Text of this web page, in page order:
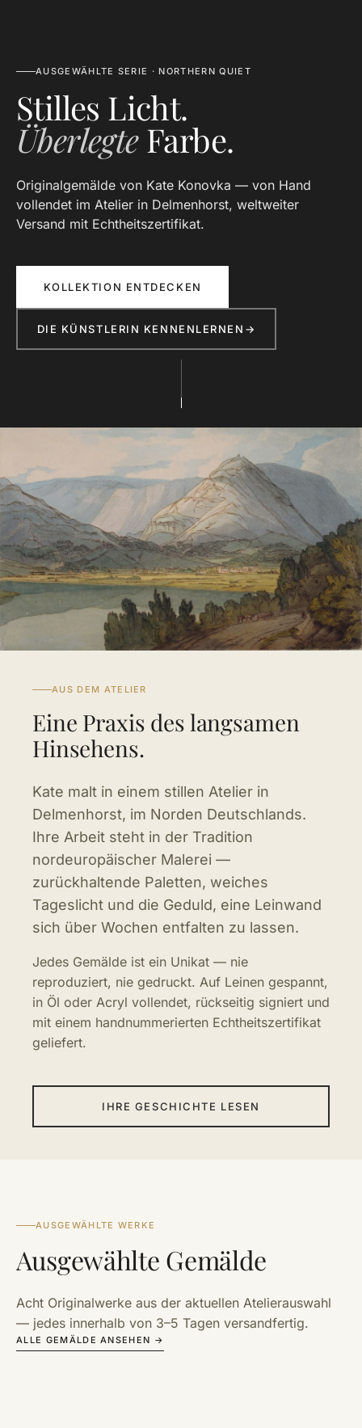
AUSGEWÄHLTE SERIE · NORTHERN QUIET
Stilles Licht.
ÜberlegteFarbe.
Originalgemälde von Kate Konovka — von Hand
vollendet im Atelier in Delmenhorst, weltweiter
Versand mit Echtheitszertifikat.
KOLLEKTION ENTDECKEN
DIE KÜNSTLERIN KENNENLERNEN →
AUS DEM ATELIER
Eine Praxis des langsamen
Hinsehens.
Kate malt in einem stillen Atelier in
Delmenhorst, im Norden Deutschlands.
Ihre Arbeit steht in der Tradition
nordeuropäischer Malerei —
zurückhaltende Paletten, weiches
Tageslicht und die Geduld, eine Leinwand
sich über Wochen entfalten zu lassen.
Jedes Gemälde ist ein Unikat — nie
reproduziert, nie gedruckt. Auf Leinen gespannt,
in Öl oder Acryl vollendet, rückseitig signiert und
mit einem handnummerierten Echtheitszertifikat
geliefert.
IHRE GESCHICHTE LESEN
AUSGEWÄHLTE WERKE
Ausgewählte Gemälde
Acht Originalwerke aus der aktuellen Atelierauswahl
— jedes innerhalb von 3–5 Tagen versandfertig.
ALLE GEMÄLDE ANSEHEN →